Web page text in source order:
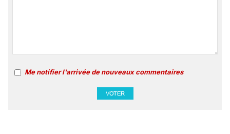
Me notifier l'arrivée de nouveaux commentaires